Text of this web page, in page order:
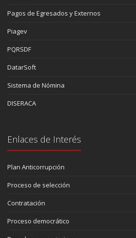
Pagos de Egresados y Externos
Piagev
PQRSDF
DatarSoft
Sistema de Nómina
DISERACA
Enlaces de Interés
Plan Anticorrupción
Proceso de selección
Contratación
Proceso democrático